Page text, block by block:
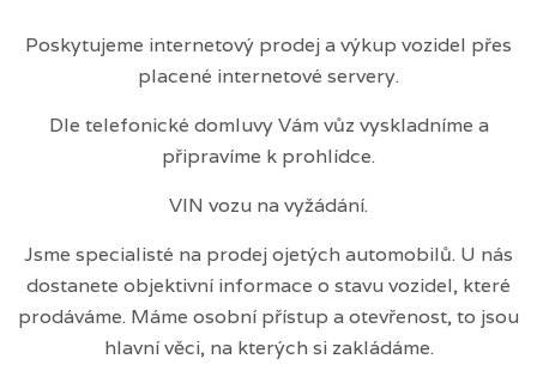
Poskytujeme internetový prodej a výkup vozidel přes
placené internetové servery.
Dle telefonické domluvy Vám vůz vyskladníme a
připravíme k prohlídce.
VIN vozu na vyžádání.
Jsme specialisté na prodej ojetých automobilů. U nás
dostanete objektivní informace o stavu vozidel, které
prodáváme. Máme osobní přístup a otevřenost, to jsou
hlavní věci, na kterých si zakládáme.